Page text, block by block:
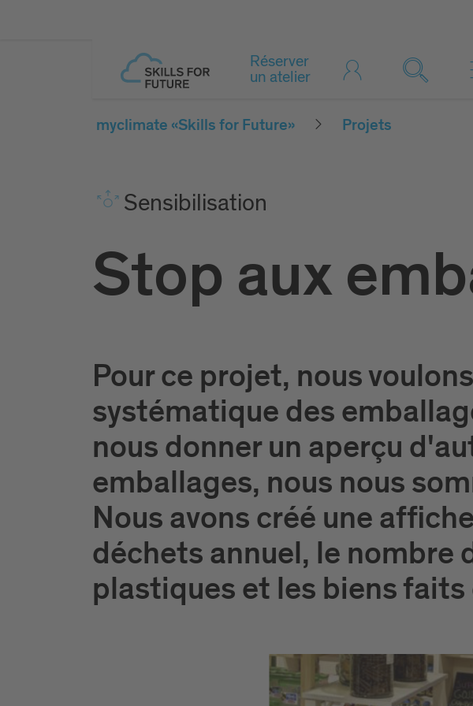
Réserver
un atelier
myclimate «Skills for Future» Projets
Sensibilisation
Stop aux
Pour ce projet, nous
systématique des
nous donner un aperçu
emballages, nous nous
Nous avons créé une
déchets annuel, le
plastiques et les biens faits